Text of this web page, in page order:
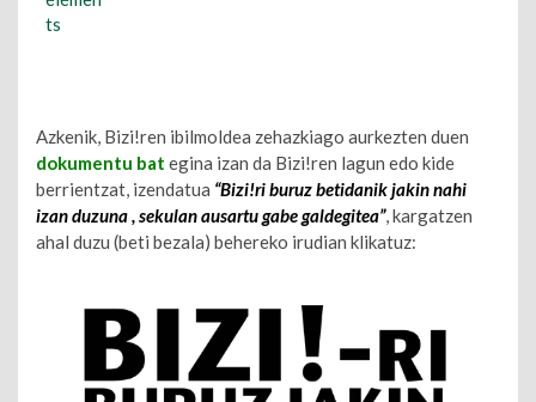
Azkenik, Bizi!ren ibilmoldea zehazkiago aurkezten duen
dokumentu bat egina izan da Bizi!ren lagun edo kide
berrientzat, izendatua “Bizi!ri buruz betidanik jakin nahi
izan duzuna , sekulan ausartu gabe galdegitea”, kargatzen
ahal duzu (beti bezala) behereko irudian klikatuz: